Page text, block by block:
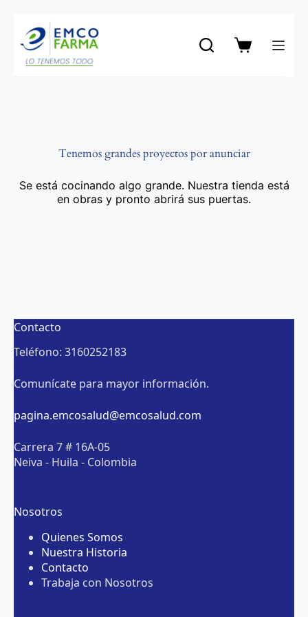
contenido
Carro
Tenemos grandes proyectos por anunciar
Se está cocinando algo grande. Nuestra tienda está
en obras y pronto abrirá sus puertas.
Contacto
Teléfono: 3160252183
Comunícate para mayor información.
pagina.emcosalud@emcosalud.com
Carrera 7 # 16A-05
Neiva - Huila - Colombia
Nosotros
Quienes Somos
Nuestra Historia
Contacto
Trabaja con Nosotros